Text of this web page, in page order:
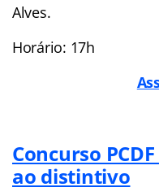
Alves.
Horário: 17h
Concurso
ao distintivo